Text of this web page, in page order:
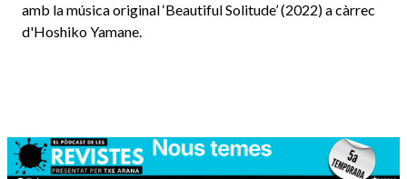
amb la música original ‘Beautiful Solitude’ (2022) a càrrec
d'Hoshiko Yamane.